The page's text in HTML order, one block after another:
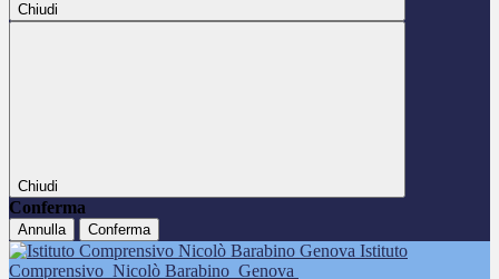
Chiudi
Chiudi
Conferma
Annulla Conferma
Istituto
Comprensivo Nicolò Barabino Genova